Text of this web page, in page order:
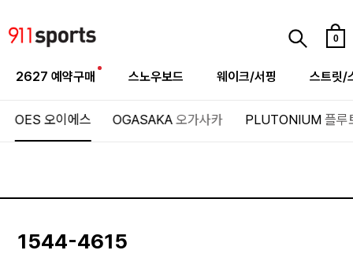
0
2627 예약구매 스노우보드 웨이크/서핑 스트릿/
OES 오이에스 OGASAKA오가사카 PLUTONIUM플루
1544-4615